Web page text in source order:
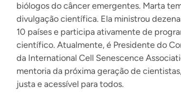
biólogos do câncer emergentes. Marta
divulgação científica. Ela ministrou
10 países e participa ativamente de
científico. Atualmente, é Presidente do
da International Cell Senescence
mentoria da próxima geração de
justa e acessível para todos.